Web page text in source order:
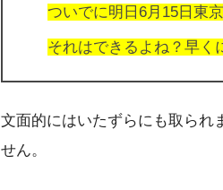
ついでに明日6月15日東
それはできるよね？早く
文面的にはいたずらにも取られ
せん。